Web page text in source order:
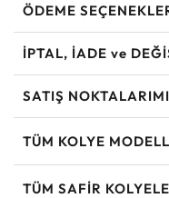
ÖDEME
İPTAL, İADE ve
SATIŞ
TÜM KOLYE
TÜM SAFIR